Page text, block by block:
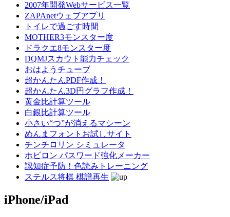
2007年開発Webサービス一覧
ZAPAnetウェブアプリ
トイレで過ごす時間
MOTHER3モンスター度
ドラクエ8モンスター度
DQMJスカウト能力チェック
おはようチューブ
超かんたんPDF作成！
超かんたん3D円グラフ作成！
黄金比計算ツール
白銀比計算ツール
小さい“つ”が消えるマシーン
めんまフォントお試しサイト
チンチロリン シミュレータ
ホビロン パスワード強化メーカー
認知症予防！色読みトレーニング
ステルス将棋 棋譜再生
iPhone/iPad